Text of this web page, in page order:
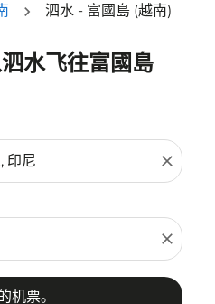
泗水 - 富國島 (越南)
水飞往富國島
close
close
机票。
票。请调整您的筛选条件。